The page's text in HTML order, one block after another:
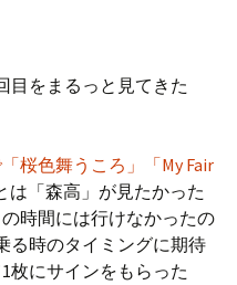
目をまるっと見てきた
桜色舞うころ」「My Fair
は「森高」が見たかった
時間には行けなかったの
る時のタイミングに期待
枚にサインをもらった